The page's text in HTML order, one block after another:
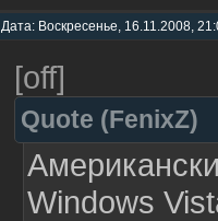
Дата: Воскресенье, 16.11.2008,
[off]
Quote (FenixZ)
Windows